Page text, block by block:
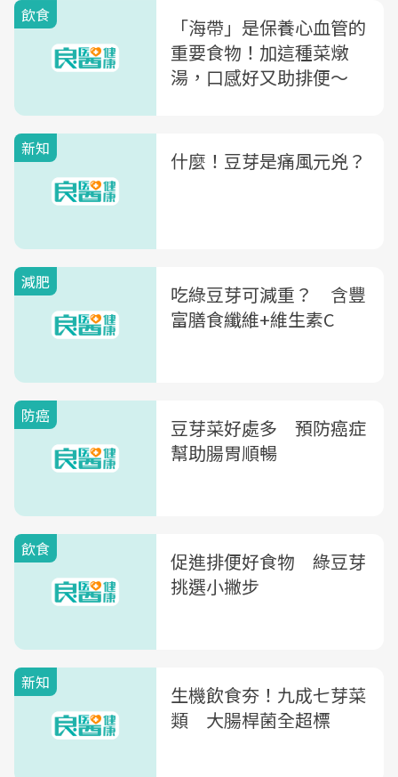
飲食
「海帶」是保養心血管的
重要食物！加這種菜燉
湯，口感好又助排便～
新知 什麼！豆芽是痛風元兇？
減肥
吃綠豆芽可減重？ 含豐
富膳食纖維+維生素C
防癌
豆芽菜好處多 預防癌症
幫助腸胃順暢
飲食
促進排便好食物 綠豆芽
挑選小撇步
新知
生機飲食夯！九成七芽菜
類 大腸桿菌全超標